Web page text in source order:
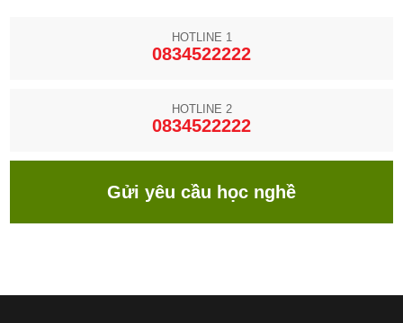
HOTLINE 1
0834522222
HOTLINE 2
0834522222
Gửi yêu cầu học nghề